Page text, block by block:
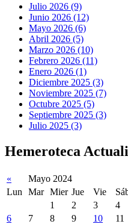
Julio 2026 (9)
Junio 2026 (12)
Mayo 2026 (6)
Abril 2026 (5)
Marzo 2026 (10)
Febrero 2026 (11)
Enero 2026 (1)
Diciembre 2025 (3)
Noviembre 2025 (7)
Octubre 2025 (5)
Septiembre 2025 (3)
Julio 2025 (3)
Hemeroteca
« Mayo 2024
Lun
Mar Mier Jue Vie
1
2 3 4
6
7 8 9 10 11